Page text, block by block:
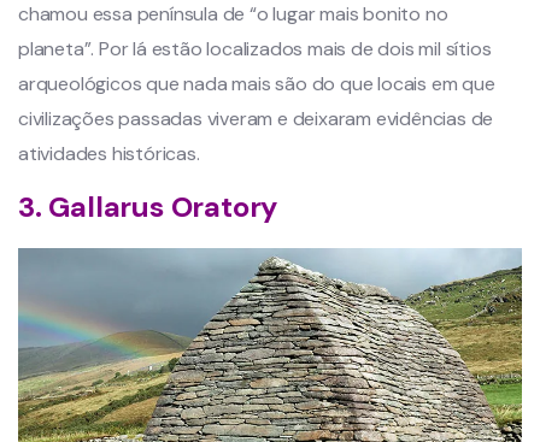
chamou essa península de “o lugar mais bonito no
planeta”. Por lá estão localizados mais de dois mil sítios
arqueológicos que nada mais são do que locais em que
civilizações passadas viveram e deixaram evidências de
atividades históricas.
3. Gallarus Oratory